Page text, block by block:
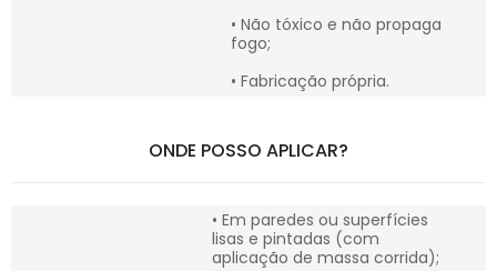
• Não tóxico e não propaga
fogo;
• Fabricação própria.
ONDE POSSO APLICAR?
• Em paredes ou superfícies
lisas e pintadas (com
aplicação de massa corrida);